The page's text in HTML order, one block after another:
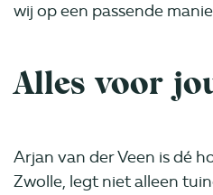
wij op een passende
Alles voor
Arjan van der Veen is dé
Zwolle, legt niet alleen